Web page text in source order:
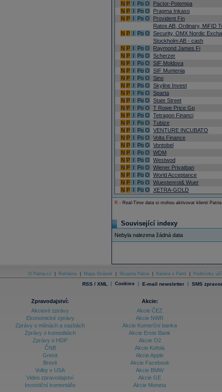
N P I Po O
Pactor-Potempa
N P I Po O
Pragma Inkaso
N P I Po O Provident Fin
N P I Po O
Ratos AB, Ordinary, MiFID
Security, OMX Nordic
Stockholm AB - cash
N P I Po O
Raymond James Fi
N P I Po O
Scherzer
N P I Po O
SIF Moldova
N P I Po O
SIF Muntenia
N P I Po O
Sino
N P I Po O
Skyline Invest
N P I Po O
Sparta
N P I Po O
State Street
N P I Po O
T Rowe Price Gp
N P I Po O
Tetragon Financi
N P I Po O
Tubize
N P I Po O
VENTURE INCUBATO
N P I Po O
Volta Finance
N P I Po O
Vontobel
N P I Po O
WDM
N P I Po O
Westwod
N P I Po O
Wiener Privatban
N P I Po O
World Acceptance
N P I Po O
Wuestenrot& Wuer
N P I Po O XETRA-GOLD
R - Real-Time data si mohou aktivovat klienti
Související indexy
Nebyla nalezena žádná data
O Patria.cz Reklama Mapa Stránek Skupina Patria Kariéra v Patrii Podmínky
RSS / XML | Cookies | E-mail newsletter | SMS
Zpravodajství:
Akciové zprávy
Ekonomické zprávy
Zprávy o měnách a sazbách
Zprávy o komoditách
Zprávy o HDP
ČNB
Grexit
Brexit
Volby v USA
Video zpravodajství
Investiční komentáře
Akcie:
Akcie ČEZ
Akcie NWR
Akcie Komerční banka
Akcie Erste Bank
Akcie O2
Akcie Kofola
Akcie Apple
Akcie Facebook
Akcie BMW
Akcie GE
Akcie Moneta